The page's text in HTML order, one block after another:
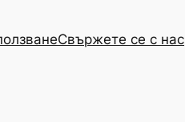
Свържете се с нас